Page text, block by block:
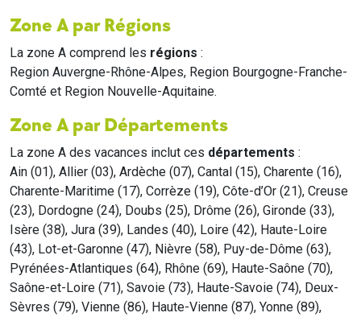
Zone A par Régions
La zone A comprend les régions :
Region Auvergne-Rhône-Alpes, Region Bourgogne-Franche-
Comté et Region Nouvelle-Aquitaine.
Zone A par Départements
La zone A des vacances inclut ces départements :
Ain (01), Allier (03), Ardèche (07), Cantal (15), Charente (16),
Charente-Maritime (17), Corrèze (19), Côte-d’Or (21), Creuse
(23), Dordogne (24), Doubs (25), Drôme (26), Gironde (33),
Isère (38), Jura (39), Landes (40), Loire (42), Haute-Loire
(43), Lot-et-Garonne (47), Nièvre (58), Puy-de-Dôme (63),
Pyrénées-Atlantiques (64), Rhône (69), Haute-Saône (70),
Saône-et-Loire (71), Savoie (73), Haute-Savoie (74), Deux-
Sèvres (79), Vienne (86), Haute-Vienne (87), Yonne (89),